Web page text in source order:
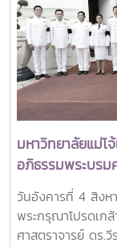
มหาวิทยาลัยแม่โ
อภิธรรมพระบรม
ราชินีนาถ พระบ
ถวายบังคมพระศ
ภา นเรนทิราเท
วันอังคารที่ 4 สิงห
พระกรุณาโปรดเก
ศาสตราจารย์ ดร.